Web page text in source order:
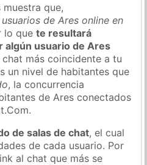
que,
de Ares online en
lo quete resultará
algún usuario de Ares
más coincidente a tu
un nivel de habitantes que
, la concurrencia
de Ares conectados
de salas de chat, el cual
de cada usuario. Por
al chat que más se